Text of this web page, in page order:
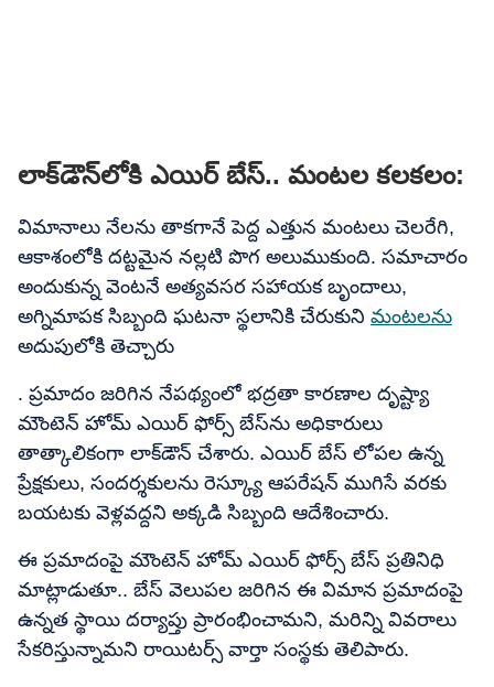
లాక్‌డౌన్‌లోకి ఎయిర్ బేస్.. మంటల కలకలం:
విమానాలు నేలను తాకగానే పెద్ద ఎత్తున మంటలు చెలరేగి,
ఆకాశంలోకి దట్టమైన నల్లటి పొగ అలుముకుంది. సమాచారం
అందుకున్న వెంటనే అత్యవసర సహాయక బృందాలు,
అగ్నిమాపక సిబ్బంది ఘటనా స్థలానికి చేరుకుని మంటలను
అదుపులోకి తెచ్చారు
. ప్రమాదం జరిగిన నేపథ్యంలో భద్రతా కారణాల దృష్ట్యా
మౌంటెన్ హోమ్ ఎయిర్ ఫోర్స్ బేస్‌ను అధికారులు
తాత్కాలికంగా లాక్‌డౌన్ చేశారు. ఎయిర్ బేస్ లోపల ఉన్న
ప్రేక్షకులు, సందర్శకులను రెస్క్యూ ఆపరేషన్ ముగిసే వరకు
బయటకు వెళ్లవద్దని అక్కడి సిబ్బంది ఆదేశించారు.
ఈ ప్రమాదంపై మౌంటెన్ హోమ్ ఎయిర్ ఫోర్స్ బేస్ ప్రతినిధి
మాట్లాడుతూ.. బేస్ వెలుపల జరిగిన ఈ విమాన ప్రమాదంపై
ఉన్నత స్థాయి దర్యాప్తు ప్రారంభించామని, మరిన్ని వివరాలు
సేకరిస్తున్నామని రాయిటర్స్ వార్తా సంస్థకు తెలిపారు.